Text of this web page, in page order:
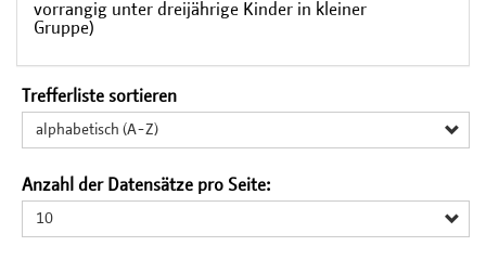
vorrangig unter dreijährige Kinder in kleiner
Gruppe)
Trefferliste sortieren
alphabetisch (A-Z)
Anzahl der Datensätze pro Seite:
10